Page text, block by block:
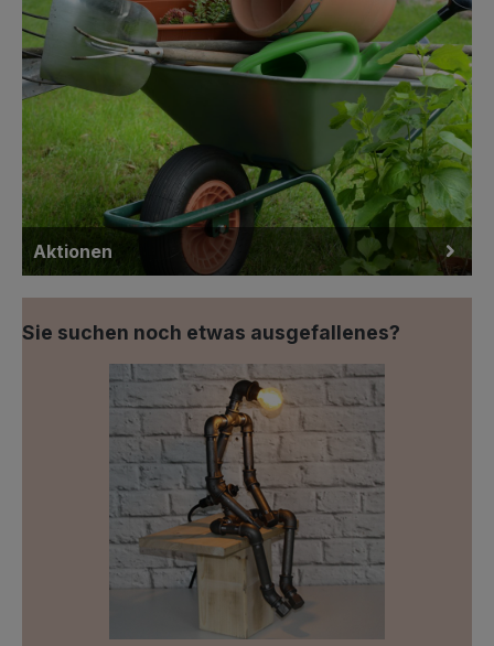
Aktionen
Sie suchen noch etwas ausgefallenes?